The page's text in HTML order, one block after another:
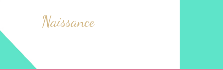
Naissance